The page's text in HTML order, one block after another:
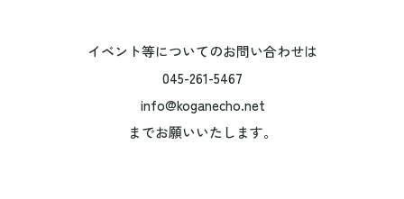
イベント等についてのお問い合わせは
045-261-5467
info@koganecho.net
までお願いいたします。